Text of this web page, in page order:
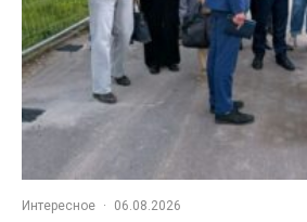
Интересное · 06.08.2026